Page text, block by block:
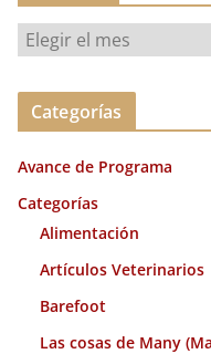
r
c
v
o
Categorías
Avance de Programa
Categorías
Alimentación
Artículos Veterinarios
Barefoot
Las cosas de Many